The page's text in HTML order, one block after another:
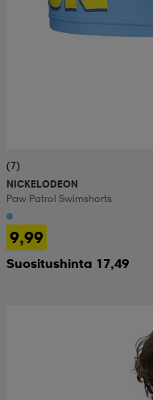
(7)
NICKELODEON
Paw Patrol Swimshorts
9,99
Suositushinta 17,49